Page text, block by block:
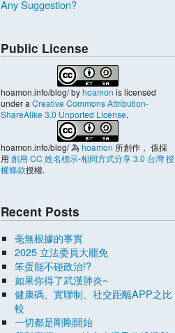
Any Suggestion?
Public License
hoamon.info/blog/byhoamon is licensed
under a Creative Commons Attribution-
ShareAlike 3.0 Unported License.
hoamon.info/blog/為hoamon 所創作， 係採
用 創用 CC 姓名標示-相同方式分享 3.0 台灣 授
權條款授權.
Recent Posts
毫無根據的事實
2025 立法委員大罷免
笨蛋能不碰政治!?
如果你得了武漢肺炎~
健康碼、實聯制、社交距離APP之比
較
一切都是剛剛開始